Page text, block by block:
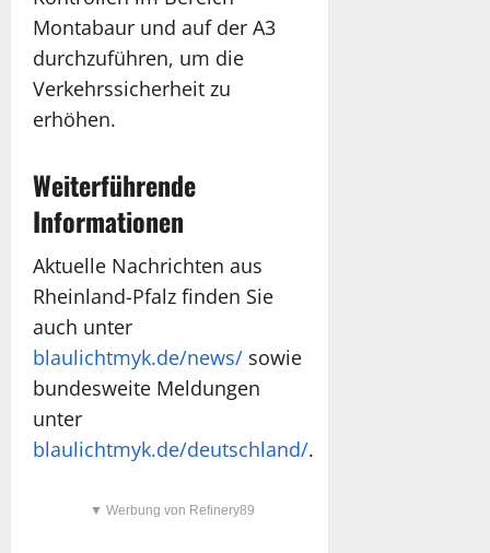
Montabaur und auf der A3
durchzuführen, um die
Verkehrssicherheit zu
erhöhen.
Weiterführende
Informationen
Aktuelle Nachrichten aus
Rheinland-Pfalz finden Sie
auch unter
blaulichtmyk.de/news/ sowie
bundesweite Meldungen
unter
blaulichtmyk.de/deutschland/.
▼ Werbung von Refinery89